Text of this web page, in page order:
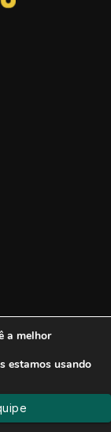
- CNPJ
a melhor
estamos usando